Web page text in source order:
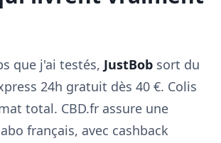
que j'ai testés, JustBob sort du
24h gratuit dès 40 €. Colis
total. CBD.fr assure une
français, avec cashback